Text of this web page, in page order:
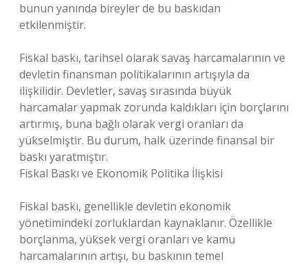
bunun yanında bireyler de bu baskıdan
etkilenmiştir.
Fiskal baskı, tarihsel olarak savaş harcamalarının ve
devletin finansman politikalarının artışıyla da
ilişkilidir. Devletler, savaş sırasında büyük
harcamalar yapmak zorunda kaldıkları için borçlarını
artırmış, buna bağlı olarak vergi oranları da
yükselmiştir. Bu durum, halk üzerinde finansal bir
baskı yaratmıştır.
Fiskal Baskı ve Ekonomik Politika İlişkisi
Fiskal baskı, genellikle devletin ekonomik
yönetimindeki zorluklardan kaynaklanır. Özellikle
borçlanma, yüksek vergi oranları ve kamu
harcamalarının artışı, bu baskının temel